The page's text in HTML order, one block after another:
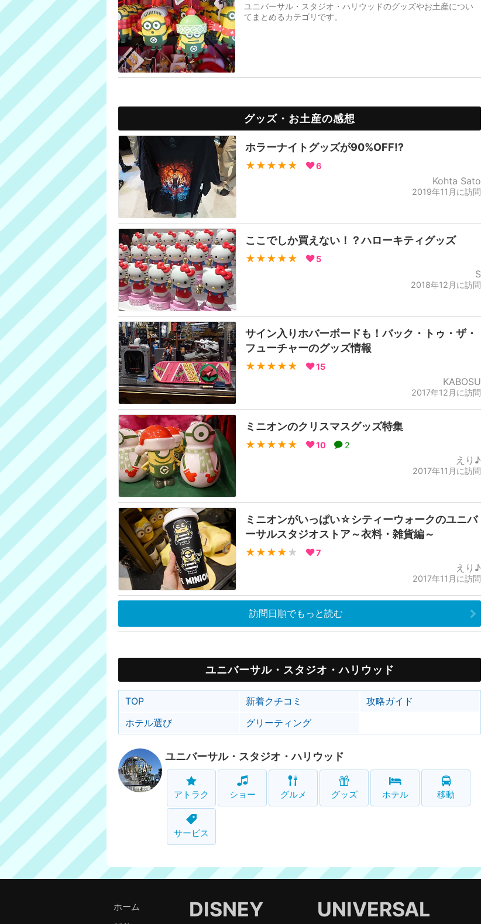
ユニバーサル・スタジオ・ハリウッドのグッズやお土産につい
てまとめるカテゴリです。
グッズ・お土産の感想
ホラーナイトグッズが90%OFF⁉️
★★★★★ 6
Kohta Sato
2019年11月に訪問
ここでしか買えない！？ハローキティグッズ
★★★★★ 5
S
2018年12月に訪問
サイン入りホバーボードも！バック・トゥ・ザ・
フューチャーのグッズ情報
★★★★★ 15
KABOSU
2017年12月に訪問
ミニオンのクリスマスグッズ特集
★★★★★ 10 2
えり♪
2017年11月に訪問
ミニオンがいっぱい☆シティーウォークのユニバ
ーサルスタジオストア～衣料・雑貨編～
★★★★ ★ 7
えり♪
2017年11月に訪問
訪問日順でもっと読む
ユニバーサル・スタジオ・ハリウッド
TOP 新着クチコミ
攻略ガイド
ホテル選び
グリーティング
ユニバーサル・スタジオ・ハリウッド
アトラク ショー グルメ グッズ ホテル 移動
サービス
ホーム
DISNEY UNIVERSAL